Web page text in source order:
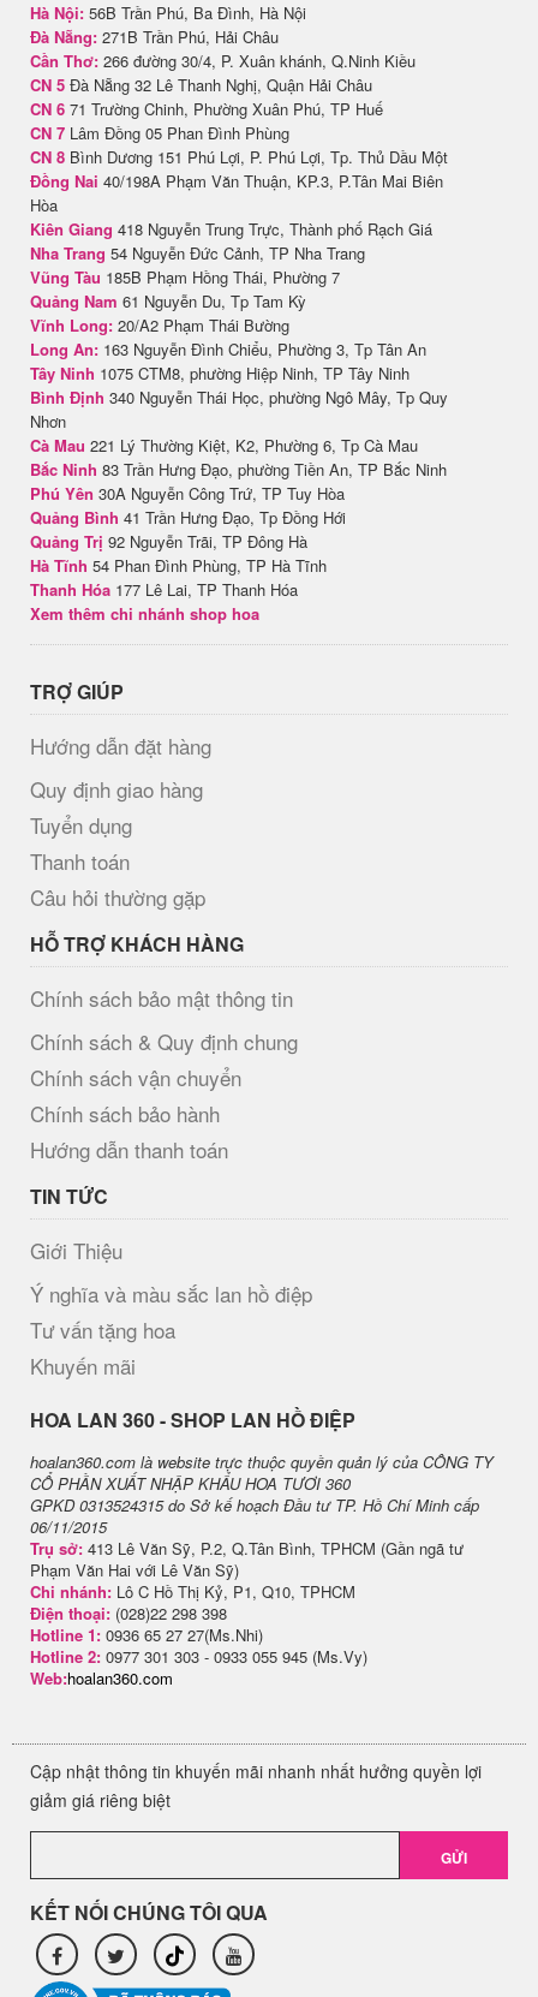
Hà Nội: 56B Trần Phú, Ba Đình, Hà Nội
Đà Nẵng: 271B Trần Phú, Hải Châu
Cần Thơ: 266 đường 30/4, P. Xuân khánh, Q.Ninh Kiều
CN 5 Đà Nẵng 32 Lê Thanh Nghị, Quận Hải Châu
CN 6 71 Trường Chinh, Phường Xuân Phú, TP Huế
CN 7 Lâm Đồng 05 Phan Đình Phùng
CN 8 Bình Dương 151 Phú Lợi, P. Phú Lợi, Tp. Thủ Dầu Một
Đồng Nai 40/198A Phạm Văn Thuận, KP.3, P.Tân Mai Biên
Hòa
Kiên Giang 418 Nguyễn Trung Trực, Thành phố Rạch Giá
Nha Trang 54 Nguyễn Đức Cảnh, TP Nha Trang
Vũng Tàu 185B Phạm Hồng Thái, Phường 7
Quảng Nam 61 Nguyễn Du, Tp Tam Kỳ
Vĩnh Long: 20/A2 Phạm Thái Bường
Long An: 163 Nguyễn Đình Chiểu, Phường 3, Tp Tân An
Tây Ninh 1075 CTM8, phường Hiệp Ninh, TP Tây Ninh
Bình Định 340 Nguyễn Thái Học, phường Ngô Mây, Tp Quy
Nhơn
Cà Mau 221 Lý Thường Kiệt, K2, Phường 6, Tp Cà Mau
Bắc Ninh 83 Trần Hưng Đạo, phường Tiền An, TP Bắc Ninh
Phú Yên 30A Nguyễn Công Trứ, TP Tuy Hòa
Quảng Bình 41 Trần Hưng Đạo, Tp Đồng Hới
Quảng Trị 92 Nguyễn Trãi, TP Đông Hà
Hà Tĩnh 54 Phan Đình Phùng, TP Hà Tĩnh
Thanh Hóa 177 Lê Lai, TP Thanh Hóa
Xem thêm chi nhánh shop hoa
TRỢ GIÚP
Hướng dẫn đặt hàng
Quy định giao hàng
Tuyển dụng
Thanh toán
Câu hỏi thường gặp
HỖ TRỢ KHÁCH HÀNG
Chính sách bảo mật thông tin
Chính sách & Quy định chung
Chính sách vận chuyển
Chính sách bảo hành
Hướng dẫn thanh toán
TIN TỨC
Giới Thiệu
Ý nghĩa và màu sắc lan hồ điệp
Tư vấn tặng hoa
Khuyến mãi
H​OA LAN 360 - SHOP LAN HỒ ĐIỆP
hoalan360.com là website trực thuộc quyền quản lý của CÔNG TY
CỔ PHẦN XUẤT NHẬP KHẨU HOA TƯƠI 360
GPKD 0313524315 do Sở kế hoạch Đầu tư TP. Hồ Chí Minh cấp
06/11/2015
Trụ sở: 413 Lê Văn Sỹ, P.2, Q.Tân Bình, TPHCM (Gần ngã tư
Phạm Văn Hai với Lê Văn Sỹ)
Chi nhánh: Lô C Hồ Thị Kỷ, P1, Q10, TPHCM
Điện thoại: (028)22 298 398
Hotline 1: 0936 65 27 27(Ms.Nhi)
Hotline 2: 0977 301 303 - 0933 055 945 (Ms.Vy)
Web:hoalan360.com
Cập nhật thông tin khuyến mãi nhanh nhất hưởng quyền lợi
giảm giá riêng biệt
GỬI
KẾT NỐI CHÚNG TÔI QUA